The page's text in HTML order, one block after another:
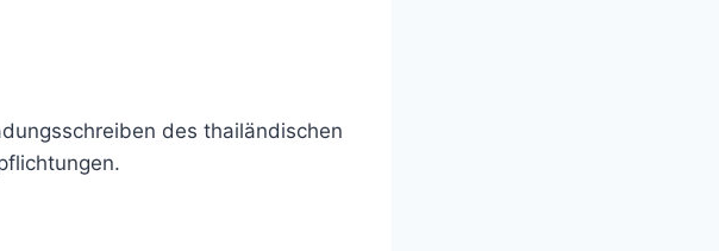
des thailändischen